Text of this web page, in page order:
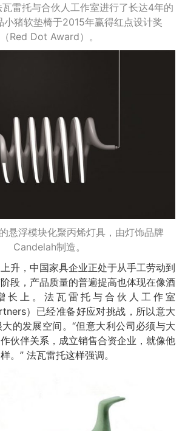
雷托与合伙人工作室进行了长达4年的
小猪软垫椅于2015年赢得红点设计奖
（Red Dot Award）。
浮模块化聚丙烯灯具，由灯饰品牌
Candelah制造。
升，中国家具企业正处于从手工劳动到
段，产品质量的普遍提高也体现在像酒
长上。法瓦雷托与合伙人工作室
）已经准备好应对挑战，所以意大
的发展空间。“但意大利公司必须与大
伙伴关系，成立销售合资企业，就像他
。” 法瓦雷托这样强调。